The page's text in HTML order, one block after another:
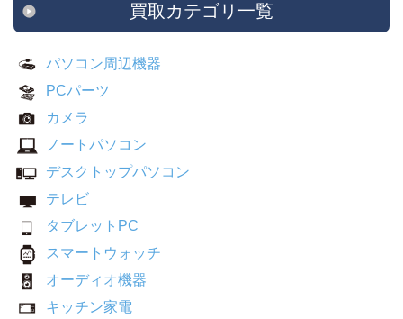
買取カテゴリ一覧
パソコン周辺機器
PCパーツ
カメラ
ノートパソコン
デスクトップパソコン
テレビ
タブレットPC
スマートウォッチ
オーディオ機器
キッチン家電